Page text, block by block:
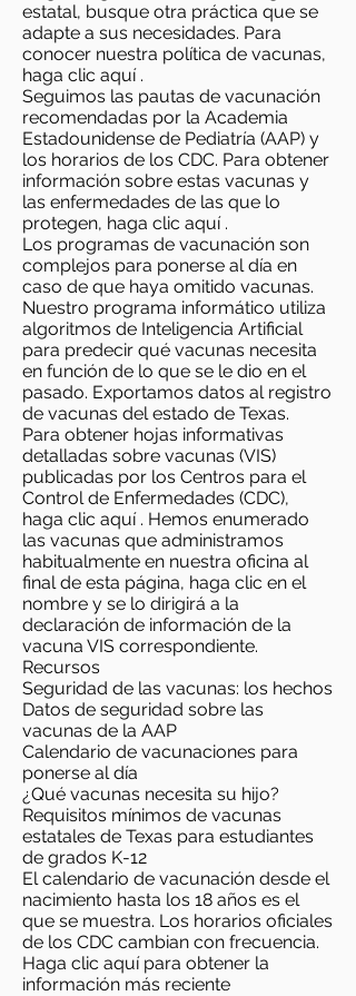
estatal, busque otra práctica que se
adapte a sus necesidades. Para
conocer nuestra política de vacunas,
haga clic aquí.
Seguimos las pautas de vacunación
recomendadas por la Academia
Estadounidense de Pediatría (AAP) y
los horarios de los CDC. Para obtener
información sobre estas vacunas y
las enfermedades de las que lo
protegen, haga clic aquí.
Los programas de vacunación son
complejos para ponerse al día en
caso de que haya omitido vacunas.
Nuestro programa informático utiliza
algoritmos de Inteligencia Artificial
para predecir qué vacunas necesita
en función de lo que se le dio en el
pasado. Exportamos datos al registro
de vacunas del estado de Texas.
Para obtener hojas informativas
detalladas sobre vacunas (VIS)
publicadas por los Centros para el
Control de Enfermedades (CDC),
haga clic aquí. Hemos enumerado
las vacunas que administramos
habitualmente en nuestra oficina al
final de esta página, haga clic en el
nombre y se lo dirigirá a la
declaración de información de la
vacuna VIS correspondiente.
Recursos
Seguridad de las vacunas: los hechos
Datos de seguridad sobre las
vacunas de la AAP
Calendario de vacunaciones para
ponerse al día
¿Qué vacunas necesita su hijo?
Requisitos mínimos de vacunas
estatales de Texas para estudiantes
de grados K-12
El calendario de vacunación desde el
nacimiento hasta los 18 años es el
que se muestra. Los horarios oficiales
de los CDC cambian con frecuencia.
Haga clic aquípara obtener la
información más reciente